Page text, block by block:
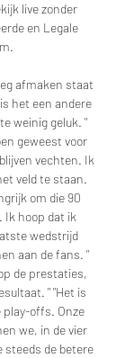
live zonder
en Legale
afmaken staat
het een andere
weinig geluk. "
geweest voor
vechten. Ik
veld te staan.
om die 90
Ik hoop dat ik
wedstrijd
aan de fans. "
de prestaties,
" "Het is
play-offs. Onze
we, in de vier
steeds de betere